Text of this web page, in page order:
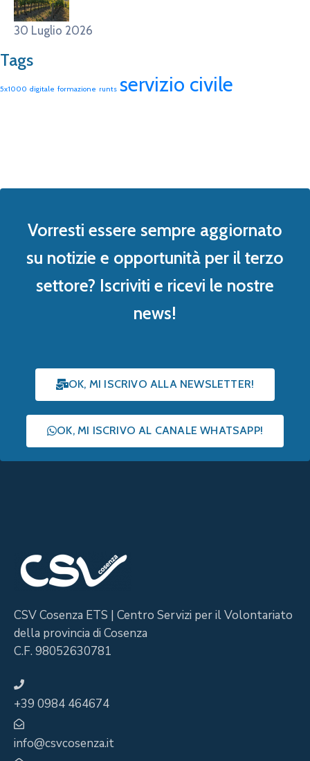
30 Luglio 2026
Tags
5x1000 digitale formazione runts servizio civile
Vorresti essere sempre aggiornato
su notizie e opportunità per il terzo
settore? Iscriviti e ricevi le nostre
news!
OK, MI ISCRIVO ALLA NEWSLETTER!
OK, MI ISCRIVO AL CANALE WHATSAPP!
CSV Cosenza ETS | Centro Servizi per il Volontariato
della provincia di Cosenza
C.F. 98052630781
+39 0984 464674
info@csvcosenza.it